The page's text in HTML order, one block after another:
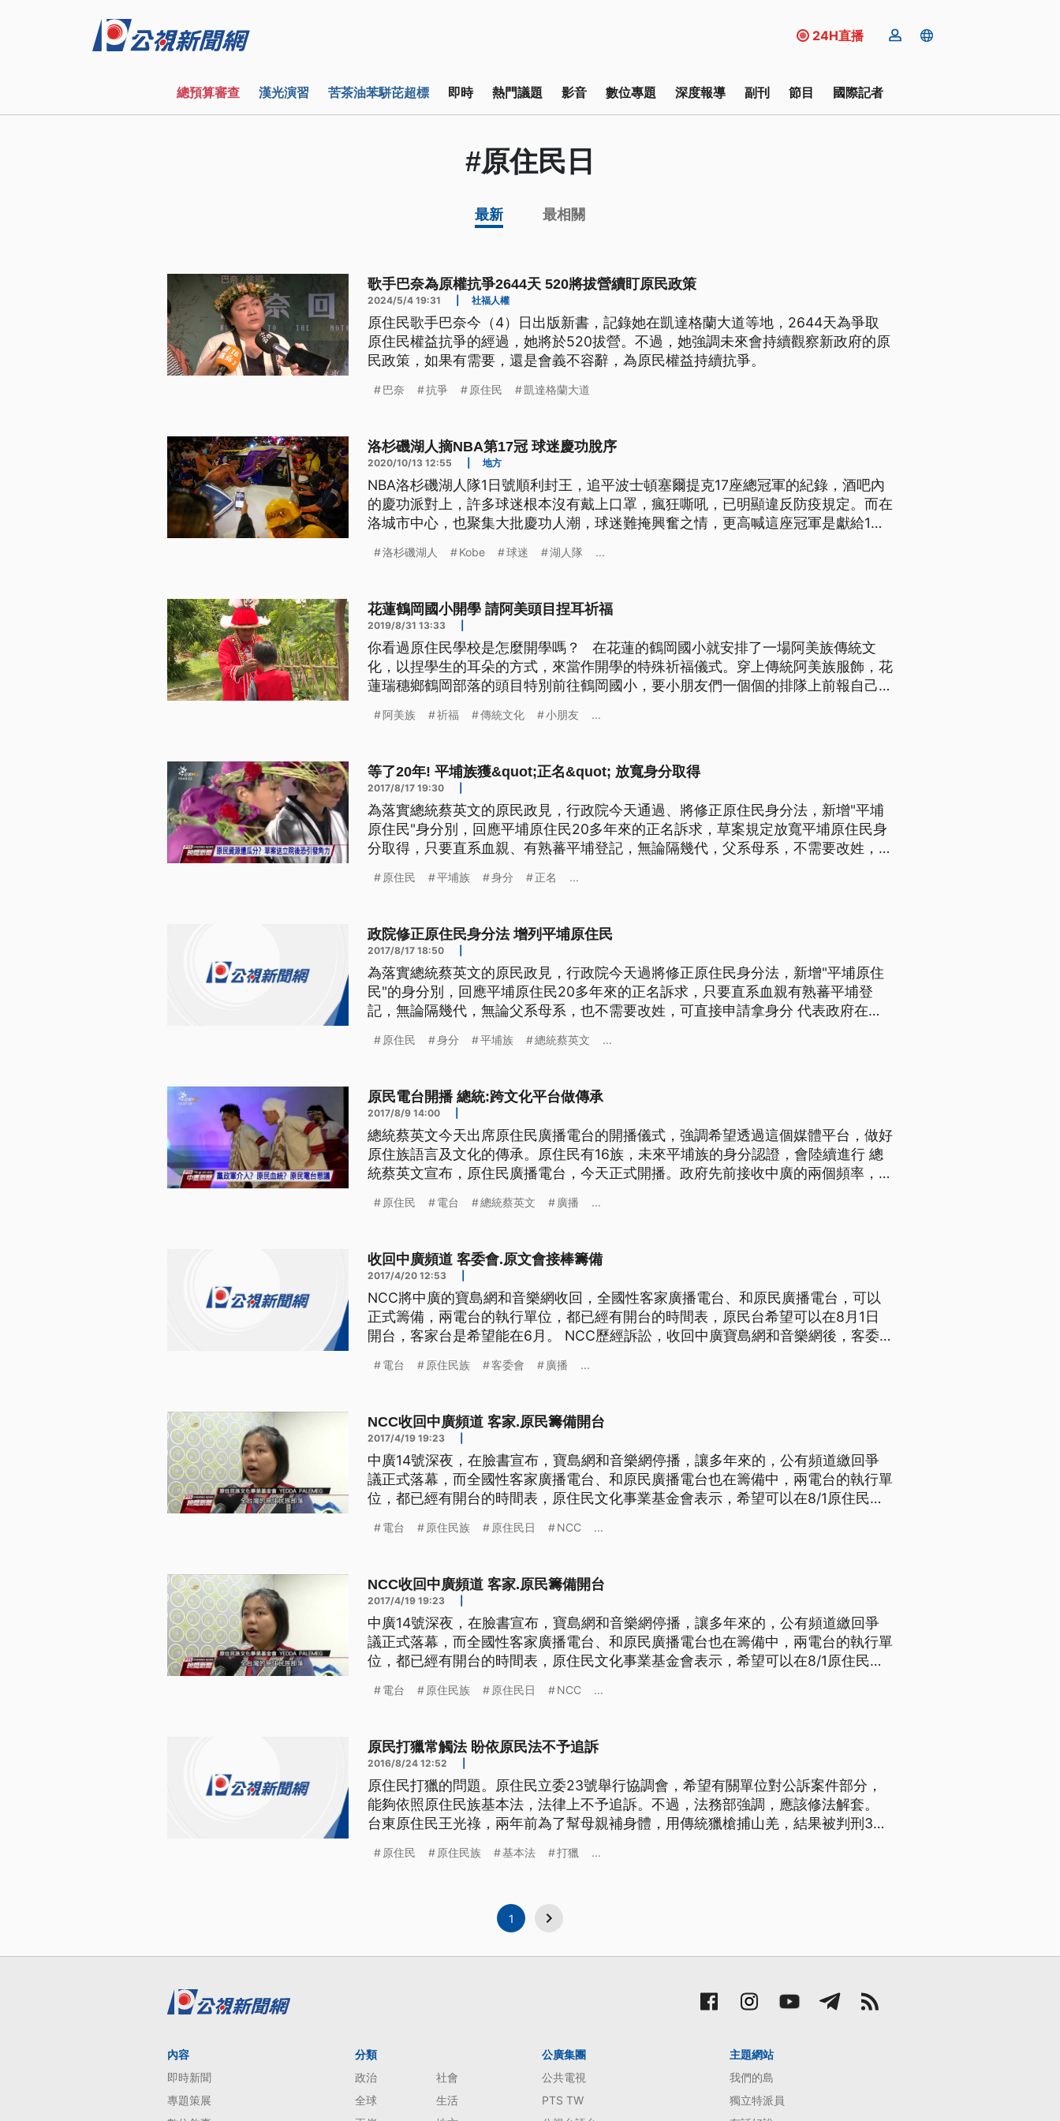
24H直播
總預算審查 漢光演習 苦茶油苯駢芘超標 即時 熱門議題 影音 數位專題 深度報導 副刊 節目 國際記者
#原住民日
最新 最相關
歌手巴奈為原權抗爭2644天 520將拔營續盯原民政策
2024/5/4 19:31 社福人權
原住民歌手巴奈今（4）日出版新書，記錄她在凱達格蘭大道等地，2644天為爭取
原住民權益抗爭的經過，她將於520拔營。不過，她強調未來會持續觀察新政府的原
民政策，如果有需要，還是會義不容辭，為原民權益持續抗爭。
巴奈 抗爭 原住民 凱達格蘭大道
洛杉磯湖人摘NBA第17冠 球迷慶功脫序
2020/10/13 12:55 地方
NBA洛杉磯湖人隊1日號順利封王，追平波士頓塞爾提克17座總冠軍的紀錄，酒吧內
的慶功派對上，許多球迷根本沒有戴上口罩，瘋狂嘶吼，已明顯違反防疫規定。而在
洛城市中心，也聚集大批慶功人潮，球迷難掩興奮之情，更高喊這座冠軍是獻給1月
這座冠軍我等了十年。(記者問：這座冠軍是獻給Kobe的嗎？)湖人，給Kobe，
洛杉磯湖人 Kobe 球迷 湖人隊 ...
花蓮鶴岡國小開學 請阿美頭目捏耳祈福
2019/8/31 13:33
你看過原住民學校是怎麼開學嗎？ 在花蓮的鶴岡國小就安排了一場阿美族傳統文
化，以捏學生的耳朵的方式，來當作開學的特殊祈福儀式。穿上傳統阿美族服飾，花
蓮瑞穗鄉鶴岡部落的頭目特別前往鶴岡國小，要小朋友們一個個的排隊上前報自己名
命。 花蓮瑞穗鄉鶴岡部落頭目黃源泉解釋：「過去我們的祖先註明是說你就是一個
阿美族 祈福 傳統文化 小朋友 ...
等了20年! 平埔族獲&quot;正名&quot; 放寬身分取得
2017/8/17 19:30
為落實總統蔡英文的原民政見，行政院今天通過、將修正原住民身分法，新增"平埔
原住民"身分別，回應平埔原住民20多年來的正名訴求，草案規定放寬平埔原住民身
分取得，只要直系血親、有熟蕃平埔登記，無論隔幾代，父系母系，不需要改姓，可
調讓平埔族身分得到應有權利和地位，邁向和解的開始，一年後行政院今天拍板，要
原住民 平埔族 身分 正名 ...
政院修正原住民身分法 增列平埔原住民
2017/8/17 18:50
為落實總統蔡英文的原民政見，行政院今天過將修正原住民身分法，新增"平埔原住
民"的身分別，回應平埔原住民20多年來的正名訴求，只要直系血親有熟蕃平埔登
記，無論隔幾代，無論父系母系，也不需要改姓，可直接申請拿身分 代表政府在去
和地位，邁向和解的開始，一年後行政院今天拍板，要修正原住民身分法草案，讓平
原住民 身分 平埔族 總統蔡英文 ...
原民電台開播 總統:跨文化平台做傳承
2017/8/9 14:00
總統蔡英文今天出席原住民廣播電台的開播儀式，強調希望透過這個媒體平台，做好
原住族語言及文化的傳承。原住民有16族，未來平埔族的身分認證，會陸續進行 總
統蔡英文宣布，原住民廣播電台，今天正式開播。政府先前接收中廣的兩個頻率，6
賓，希望透過這個跨文化的媒體平台，做好原住族語言及文化的傳承。 ==總統 蔡英
原住民 電台 總統蔡英文 廣播 ...
收回中廣頻道 客委會.原文會接棒籌備
2017/4/20 12:53
NCC將中廣的寶島網和音樂網收回，全國性客家廣播電台、和原民廣播電台，可以
正式籌備，兩電台的執行單位，都已經有開台的時間表，原民台希望可以在8月1日
開台，客家台是希望能在6月。 NCC歷經訴訟，收回中廣寶島網和音樂網後，客委
民廣播電台，可望在近期內開播。 ==原住民族文化事業基金會 YEDDA PALEMEG=
電台 原住民族 客委會 廣播 ...
NCC收回中廣頻道 客家.原民籌備開台
2017/4/19 19:23
中廣14號深夜，在臉書宣布，寶島網和音樂網停播，讓多年來的，公有頻道繳回爭
議正式落幕，而全國性客家廣播電台、和原民廣播電台也在籌備中，兩電台的執行單
位，都已經有開台的時間表，原住民文化事業基金會表示，希望可以在8/1原住民日
委會和原文會從105年開始積極規劃，也早已通過籌設申請的全國性客家廣播電台和
電台 原住民族 原住民日 NCC ...
NCC收回中廣頻道 客家.原民籌備開台
2017/4/19 19:23
中廣14號深夜，在臉書宣布，寶島網和音樂網停播，讓多年來的，公有頻道繳回爭
議正式落幕，而全國性客家廣播電台、和原民廣播電台也在籌備中，兩電台的執行單
位，都已經有開台的時間表，原住民文化事業基金會表示，希望可以在8/1原住民日
委會和原文會從105年開始積極規劃，也早已通過籌設申請的全國性客家廣播電台和
電台 原住民族 原住民日 NCC ...
原民打獵常觸法 盼依原民法不予追訴
2016/8/24 12:52
原住民打獵的問題。原住民立委23號舉行協調會，希望有關單位對公訴案件部分，
能夠依照原住民族基本法，法律上不予追訴。不過，法務部強調，應該修法解套。
台東原住民王光祿，兩年前為了幫母親補身體，用傳統獵槍捕山羌，結果被判刑3年
打獵，或採集森林產物觸法的案件，時有所聞。對此，原住民立委希望有關單位對公
原住民 原住民族 基本法 打獵 ...
1
內容
即時新聞
專題策展
分類
政治
社會
全球
生活
公廣集團
公共電視
PTS TW
主題網站
我們的島
獨立特派員